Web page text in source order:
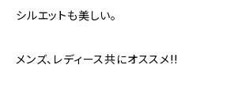
シルエットも美しい。
メンズ、レディース共にオススメ!!